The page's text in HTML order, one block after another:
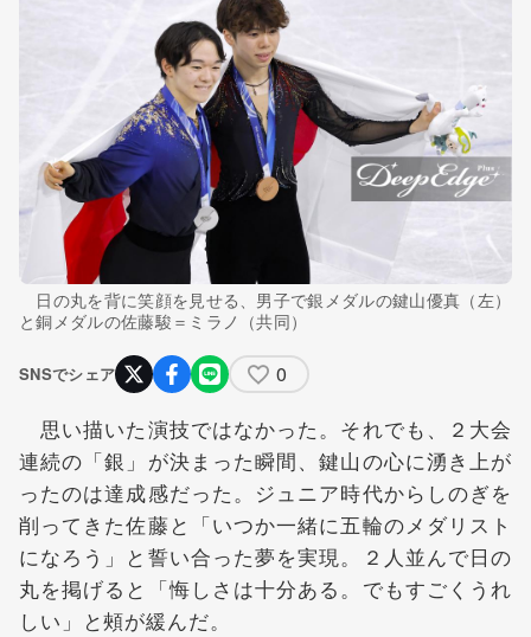
日の丸を背に笑顔を見せる、男子で銀メダルの鍵山優真（左）
と銅メダルの佐藤駿＝ミラノ（共同）
SNSでシェア 0
思い描いた演技ではなかった。それでも、２大会
連続の「銀」が決まった瞬間、鍵山の心に湧き上が
ったのは達成感だった。ジュニア時代からしのぎを
削ってきた佐藤と「いつか一緒に五輪のメダリスト
になろう」と誓い合った夢を実現。２人並んで日の
丸を掲げると「悔しさは十分ある。でもすごくうれ
しい」と頰が緩んだ。